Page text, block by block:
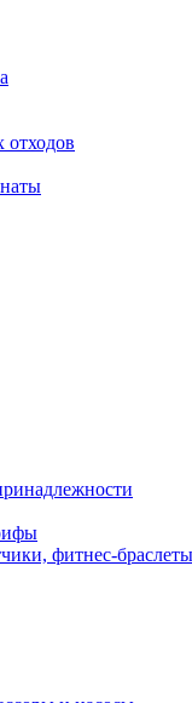
фитнес-браслеты